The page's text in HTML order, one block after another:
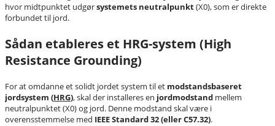
hvor midtpunktet udgørsystemets neutralpunkt(X0), som er direkte
forbundet til jord.
Sådan etableres et HRG-system (High
Resistance Grounding)
For at omdanne et solidt jordet system til et modstandsbaseret
jordsystem (HRG), skal der installeres en jordmodstand mellem
neutralpunktet (X0) og jord. Denne modstand skal være i
overensstemmelse med IEEE Standard 32 (eller C57.32).